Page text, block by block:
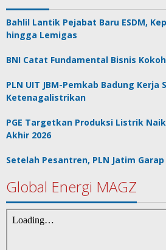
Bahlil Lantik Pejabat Baru ESDM,
hingga Lemigas
BNI Catat Fundamental Bisnis
PLN UIT JBM-Pemkab Badung
Ketenagalistrikan
PGE Targetkan Produksi Listrik
Akhir 2026
Setelah Pesantren, PLN Jatim Garap
Global Energi MAGZ